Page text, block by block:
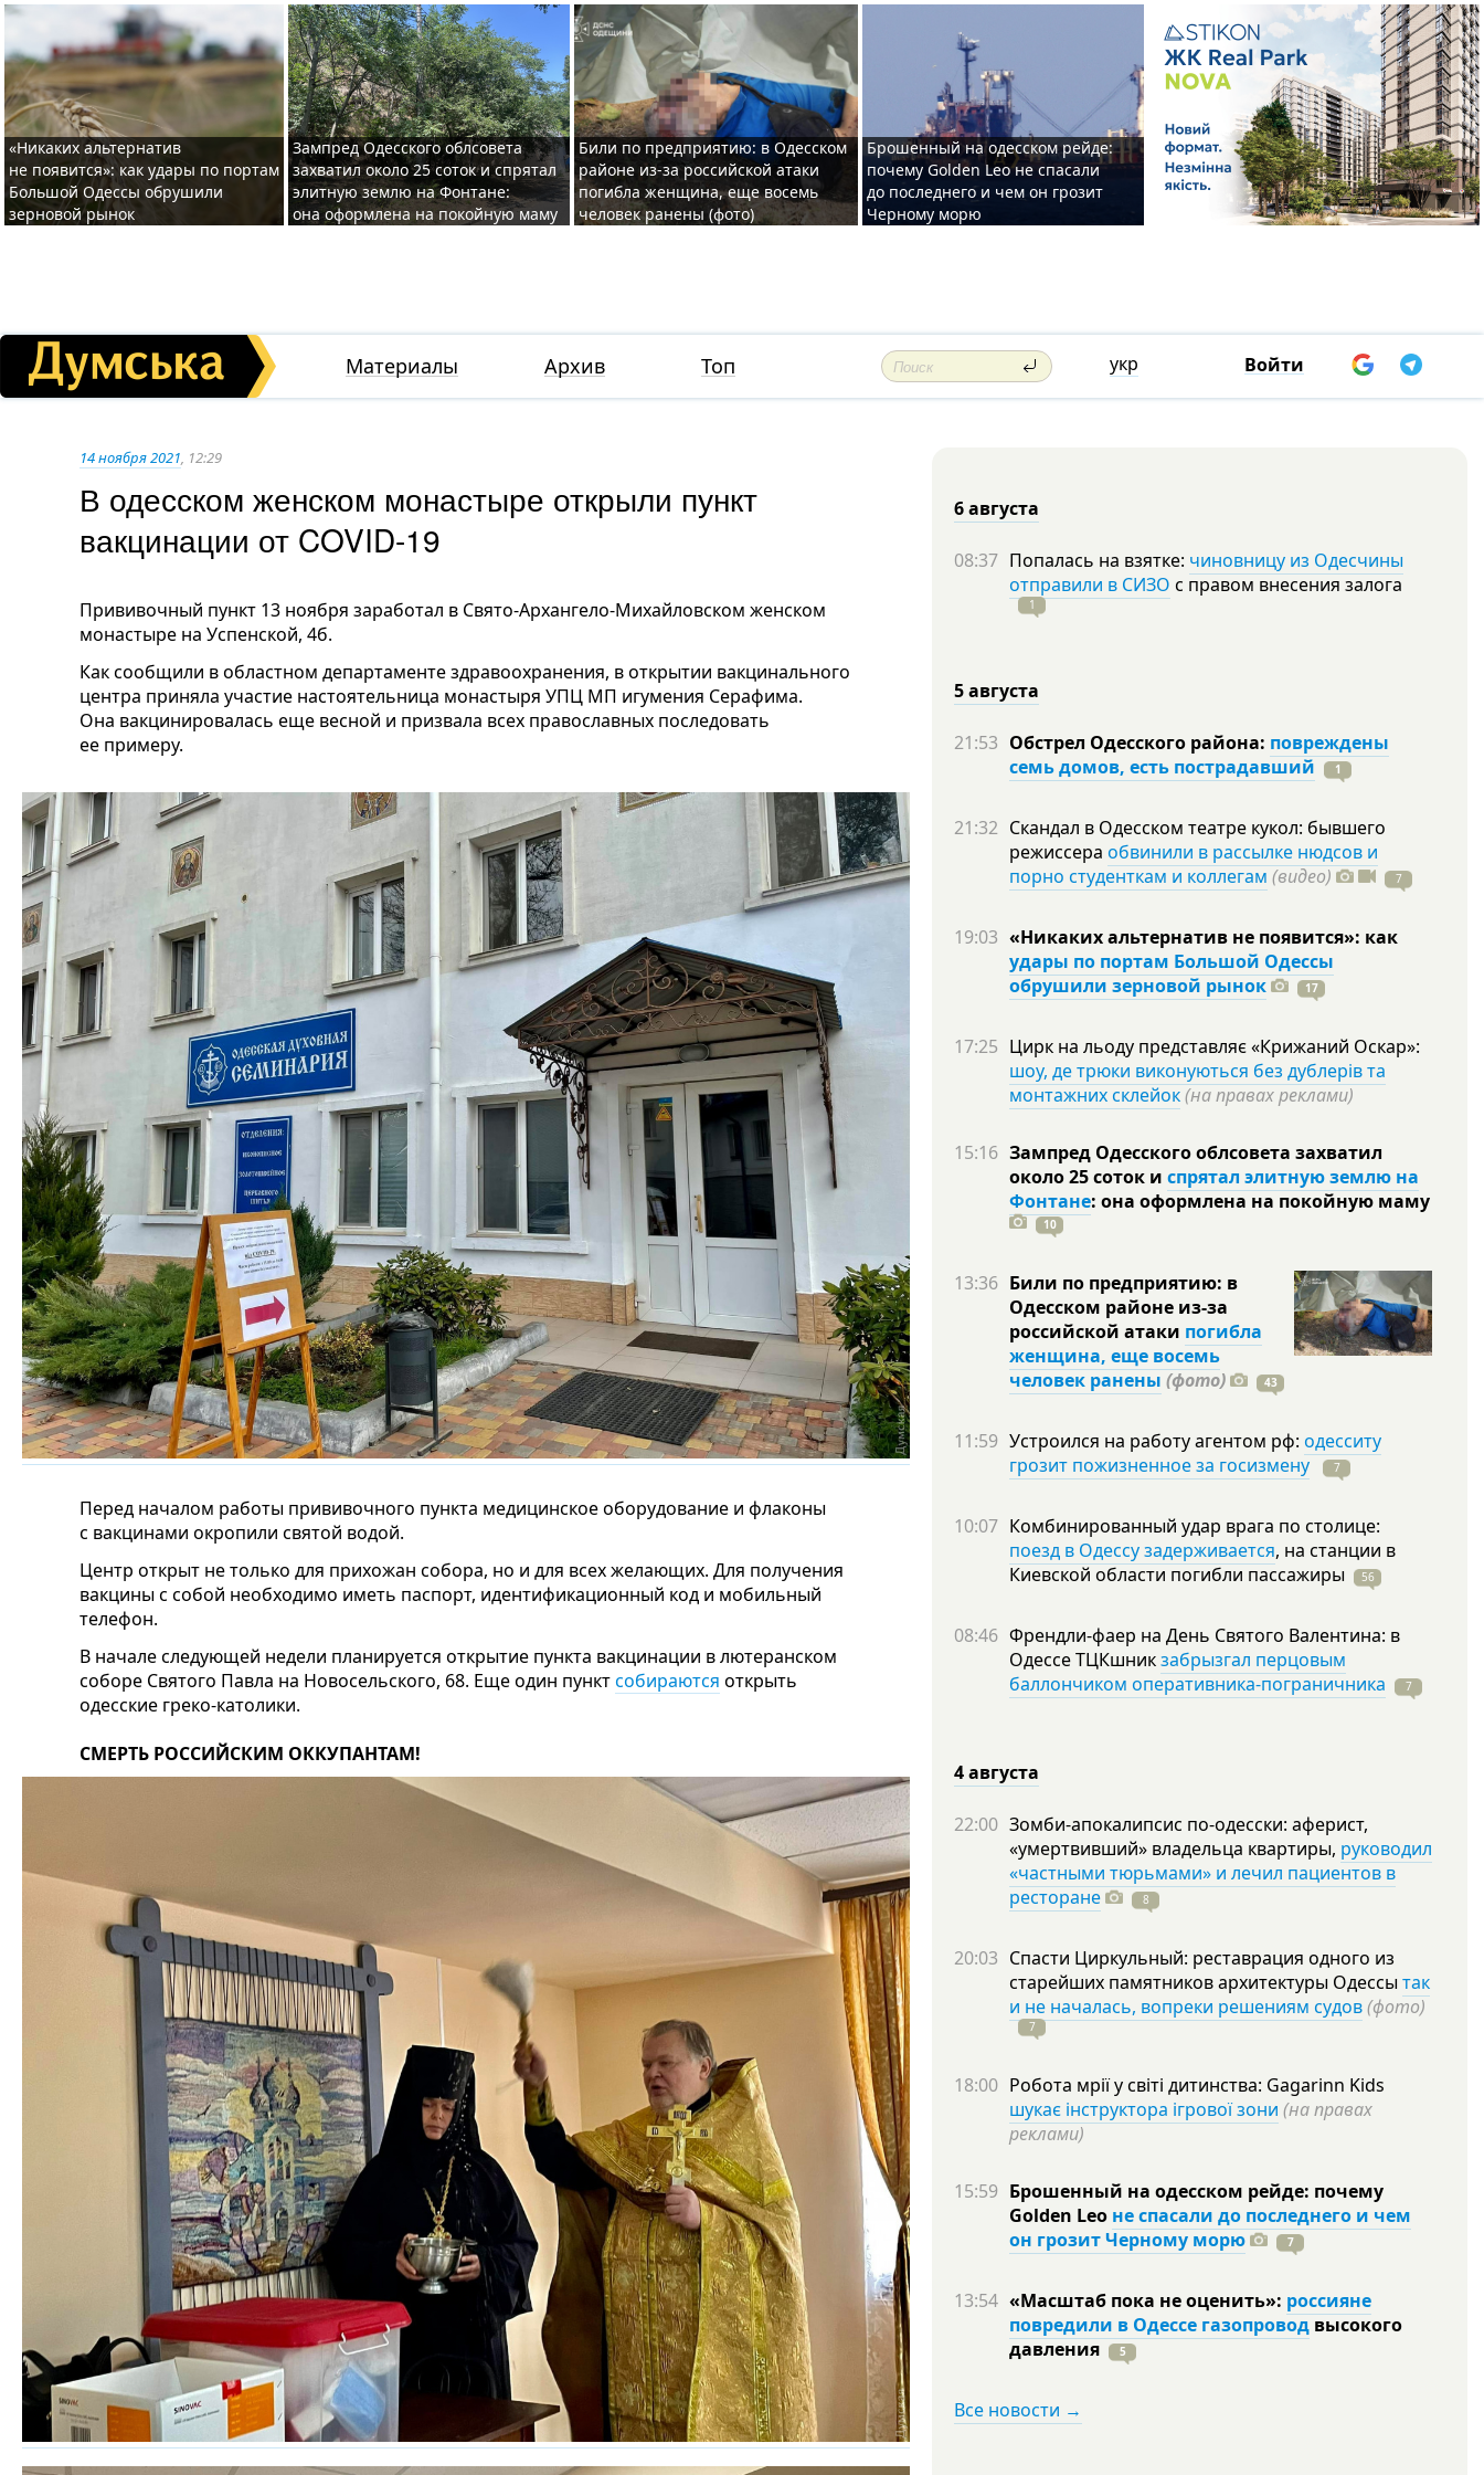
«Никаких альтернатив
не появится»: как удары по портам
Большой Одессы обрушили
зерновой рынок
Зампред Одесского облсовета
захватил около 25 соток и спрятал
элитную землю на Фонтане:
она оформлена на покойную маму
Били по предприятию: в Одесском
районе из-за российской атаки
погибла женщина, еще восемь
человек ранены (фото)
Брошенный на одесском рейде:
почему Golden Leo не спасали
до последнего и чем он грозит
Черному морю
Материалы Архив Топ укр Войти
14 ноября 2021, 12:29
В одесском женском монастыре открыли пункт
вакцинации от COVID-19
Прививочный пункт 13 ноября заработал в Свято-Архангело-Михайловском женском
монастыре на Успенской, 4б.
Как сообщили в областном департаменте здравоохранения, в открытии вакцинального
центра приняла участие настоятельница монастыря УПЦ МП игумения Серафима.
Она вакцинировалась еще весной и призвала всех православных последовать
ее примеру.
Перед началом работы прививочного пункта медицинское оборудование и флаконы
с вакцинами окропили святой водой.
Центр открыт не только для прихожан собора, но и для всех желающих. Для получения
вакцины с собой необходимо иметь паспорт, идентификационный код и мобильный
телефон.
В начале следующей недели планируется открытие пункта вакцинации в лютеранском
соборе Святого Павла на Новосельского, 68. Еще один пунктсобираются открыть
одесские греко-католики.
СМЕРТЬ РОССИЙСКИМ ОККУПАНТАМ!
6 августа
08:37 Попалась на взятке: чиновницу из Одесчины
отправили в СИЗО с правом внесения залога
1
5 августа
21:53 Обстрел Одесского района: повреждены
семь домов, есть пострадавший
1
21:32 Скандал в Одесском театре кукол: бывшего
режиссера обвинили в рассылке нюдсов и
порно студенткам и коллегам (видео) 7
19:03 «Никаких альтернатив не появится»: как
удары по портам Большой Одессы
обрушили зерновой рынок
17
17:25 Цирк на льоду представляє «Крижаний Оскар»:
шоу, де трюки виконуються без дублерів та
монтажних склейок(на правах реклами)
15:16 Зампред Одесского облсовета захватил
около 25 соток и спрятал элитную землю на
Фонтане: она оформлена на покойную маму
10
13:36 Били по предприятию: в
Одесском районе из-за
российской атаки погибла
женщина, еще восемь
человек ранены (фото) 43
11:59 Устроился на работу агентом рф: одесситу
грозит пожизненное за госизмену
7
10:07 Комбинированный удар врага по столице:
поезд в Одессу задерживается, на станции в
Киевской области погибли пассажиры 56
08:46 Френдли-фаер на День Святого Валентина: в
Одессе ТЦКшникзабрызгал перцовым
баллончиком оперативника-пограничника
7
4 августа
22:00 Зомби-апокалипсис по-одесски: аферист,
«умертвивший» владельца квартиры, руководил
«частными тюрьмами» и лечил пациентов в
ресторане
8
20:03 Спасти Циркульный: реставрация одного из
старейших памятников архитектуры Одессы так
и не началась, вопреки решениям судов(фото)
7
18:00 Робота мрії у світі дитинства: Gagarinn Kids
шукає інструктора ігрової зони (на правах
реклами)
15:59 Брошенный на одесском рейде: почему
Golden Leo не спасали до последнего и чем
он грозит Черному морю
7
13:54 «Масштаб пока не оценить»: россияне
повредили в Одессе газопровод высокого
давления
5
Все новости →